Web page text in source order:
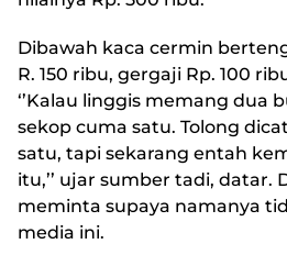
Dibawah kaca cermin
R. 150 ribu, gergaji Rp. 100
‘’Kalau linggis memang dua
sekop cuma satu. Tolong
satu, tapi sekarang entah
itu,’’ ujar sumber tadi, datar.
meminta supaya namanya
media ini.